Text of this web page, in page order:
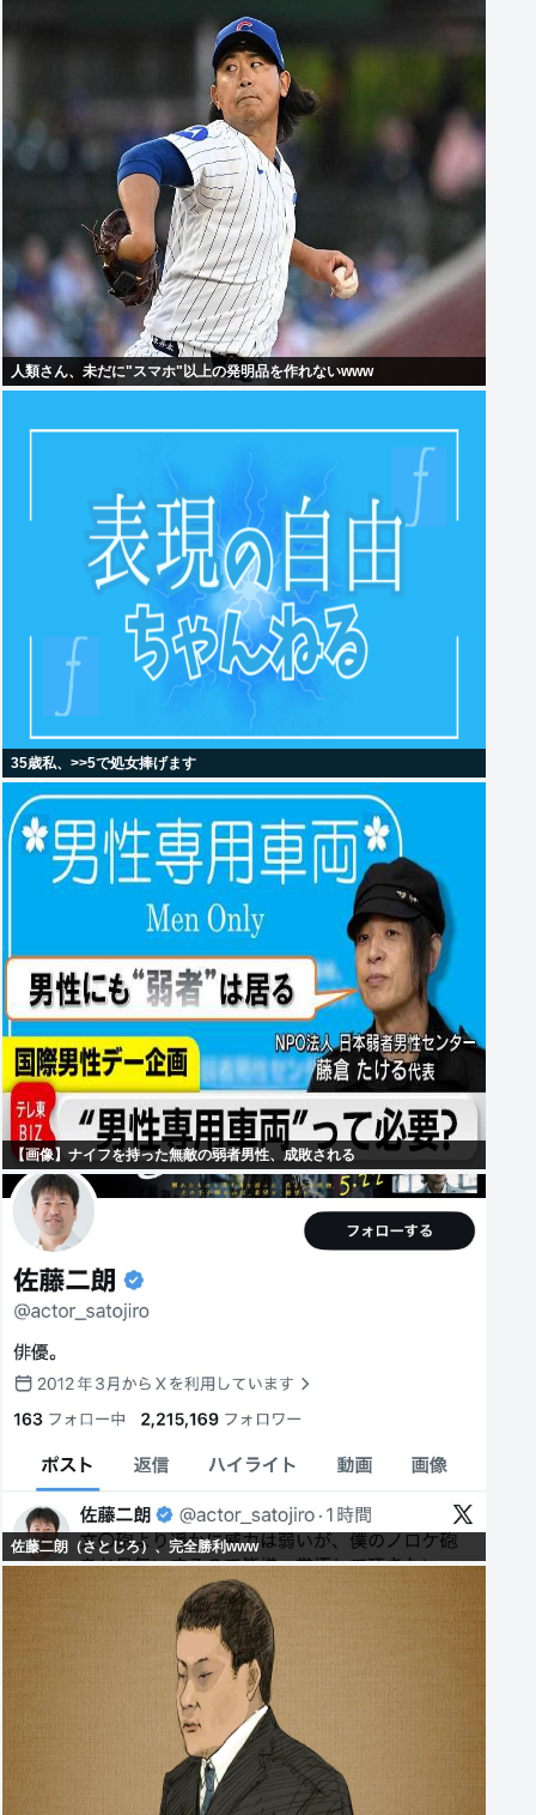
人類さん、未だに"スマホ"以上の発明品を作れないwww
35歳私、>>5で処女捧げます
【画像】ナイフを持った無敵の弱者男性、成敗される
佐藤二朗（さとじろ）、完全勝利www